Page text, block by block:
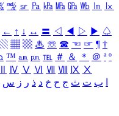
㎯ ㏛ ㎩ ㎪ ㎫ ㎬ ㏝ ㏐
㏓
← ↑ ↓ ↔ 〓 ◁ ◀ ▷ ▶ ♤
▦ ▩ ♨ ☏ ☎ ☜ ☞ ¶ †
™ ㏂ ㏘ ℡ ＃ ＆ ＊ ＠ ª º
Ⅳ Ⅴ Ⅵ Ⅶ Ⅷ Ⅸ Ⅹ
ب ت ث ج ح خ د ذ ر ز س